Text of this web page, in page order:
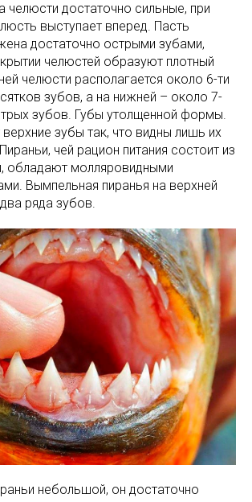
челюсти достаточно сильные, при
выступает вперед. Пасть
достаточно острыми зубами,
челюстей образуют плотный
челюсти располагается около 6-ти
зубов, а на нижней – около 7-
зубов. Губы утолщенной формы.
зубы так, что видны лишь их
чей рацион питания состоит из
обладают молляровидными
Вымпельная пиранья на верхней
ряда зубов.
небольшой, он достаточно